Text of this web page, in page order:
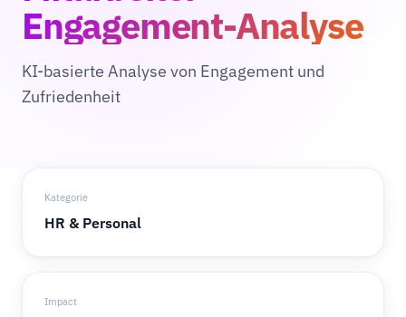
Engagement-Analyse
KI-basierte Analyse von Engagement und
Zufriedenheit
Kategorie
HR & Personal
Impact